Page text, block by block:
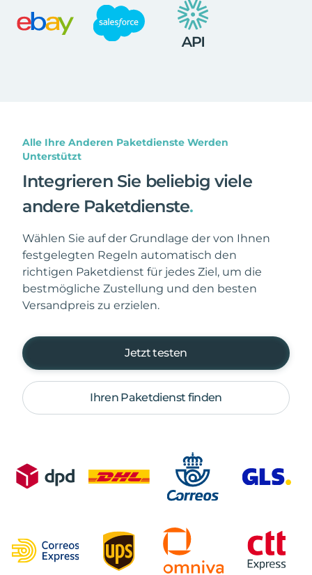
Alle Ihre Anderen Paketdienste Werden
Unterstützt
Integrieren Sie beliebig viele
andere Paketdienste.
Wählen Sie auf der Grundlage der von Ihnen
festgelegten Regeln automatisch den
richtigen Paketdienst für jedes Ziel, um die
bestmögliche Zustellung und den besten
Versandpreis zu erzielen.
Jetzt testen
Ihren Paketdienst finden